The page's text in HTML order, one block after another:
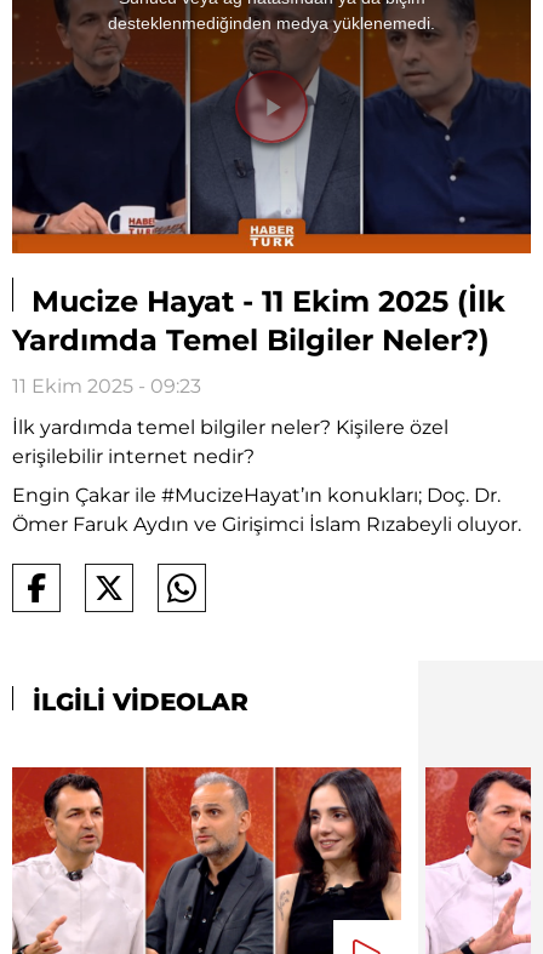
Videoyu
Oynat
window.
desteklenmediğinden medya yüklenemedi.
Mucize Hayat - 11 Ekim 2025 (İlk
Yardımda Temel Bilgiler Neler?)
11 Ekim 2025 - 09:23
İlk yardımda temel bilgiler neler? Kişilere özel
erişilebilir internet nedir?
Engin Çakar ile #MucizeHayat’ın konukları; Doç. Dr.
Ömer Faruk Aydın ve Girişimci İslam Rızabeyli oluyor.
İLGİLİ VİDEOLAR